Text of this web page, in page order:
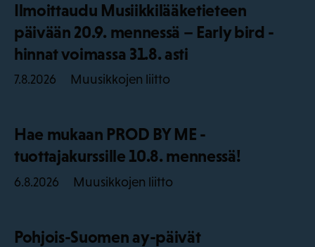
Ilmoittaudu Musiikkilääketieteen
päivään 20.9. mennessä – Early bird -
hinnat voimassa 31.8. asti
7.8.2026 Muusikkojen liitto
Hae mukaan PROD BY ME -
tuottajakurssille 10.8. mennessä!
6.8.2026 Muusikkojen liitto
Pohjois-Suomen ay-päivät